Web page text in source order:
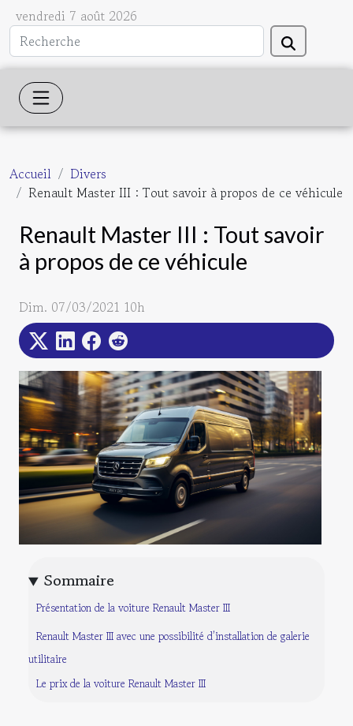
vendredi 7 août 2026
Accueil
Divers
Renault Master III : Tout savoir à propos de ce véhicule
Renault Master III : Tout savoir
à propos de ce véhicule
Dim. 07/03/2021 10h
Sommaire
Présentation de la voiture Renault Master III
Renault Master III avec une possibilité d’installation de galerie
utilitaire
Le prix de la voiture Renault Master III